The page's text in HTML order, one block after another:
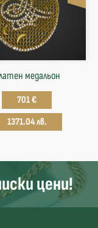
медальон
701 €
1371.04 лв.
цени!